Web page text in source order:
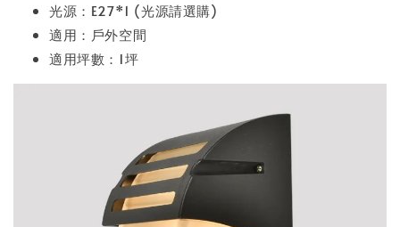
光源：E27*1 (光源請選購)
適用：戶外空間
適用坪數：1坪